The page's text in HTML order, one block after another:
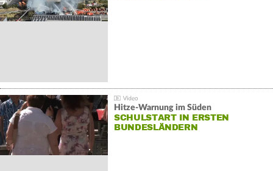
Hitze-Warnung im Süden
SCHULSTART IN ERSTEN
BUNDESLÄNDERN